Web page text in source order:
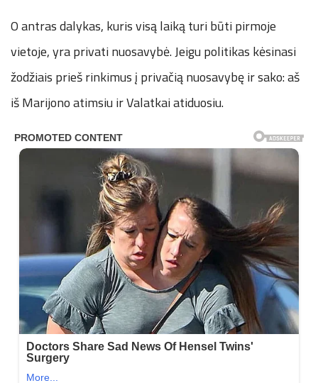
O antras dalykas, kuris visą laiką turi būti pirmoje
vietoje, yra privati nuosavybė. Jeigu politikas kėsinasi
žodžiais prieš rinkimus į privačią nuosavybę ir sako: aš
iš Marijono atimsiu ir Valatkai atiduosiu.